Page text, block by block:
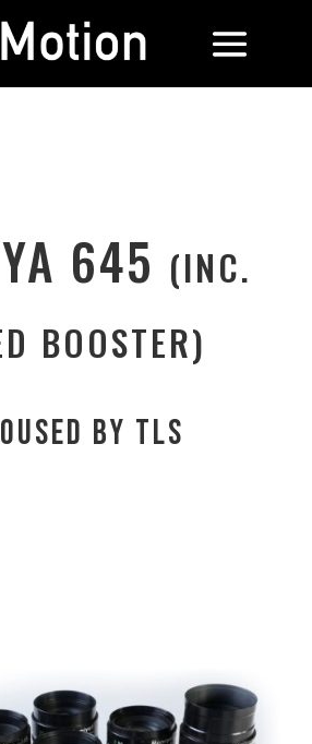
645 (INC.
BOOSTER)
BY TLS